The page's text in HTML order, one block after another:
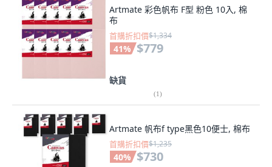
Artmate 彩色帆布 F型 粉色 10入, 棉
布
首購折扣價$1,334
41% $779
缺貨
(1)
Artmate 帆布f type黑色10便士, 棉布
首購折扣價$1,235
40% $730